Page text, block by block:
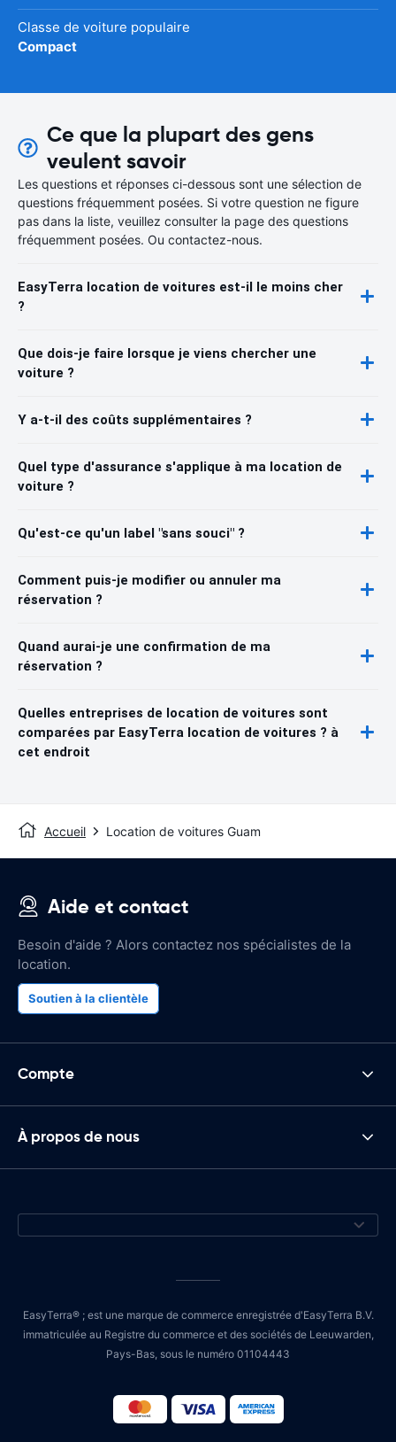
Classe de voiture populaire
Compact
Ce que la plupart des gens
veulent savoir
Les questions et réponses ci-dessous sont une sélection de
questions fréquemment posées. Si votre question ne figure
pas dans la liste, veuillez consulter la page des questions
fréquemment posées. Ou contactez-nous.
EasyTerra location de voitures est-il le moins cher
?
Que dois-je faire lorsque je viens chercher une
voiture ?
Y a-t-il des coûts supplémentaires ?
Quel type d'assurance s'applique à ma location de
voiture ?
Qu'est-ce qu'un label "sans souci" ?
Comment puis-je modifier ou annuler ma
réservation ?
Quand aurai-je une confirmation de ma
réservation ?
Quelles entreprises de location de voitures sont
comparées par EasyTerra location de voitures ? à
cet endroit
Accueil Location de voitures Guam
Aide et contact
Besoin d'aide ? Alors contactez nos spécialistes de la
location.
Soutien à la clientèle
Compte
À propos de nous
EasyTerra® ; est une marque de commerce enregistrée d'EasyTerra B.V.
immatriculée au Registre du commerce et des sociétés de Leeuwarden,
Pays-Bas, sous le numéro 01104443